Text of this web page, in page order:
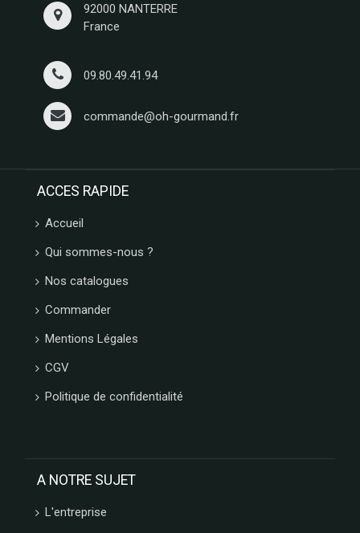
92000 NANTERRE
France
09.80.49.41.94
commande@oh-gourmand.fr
ACCES RAPIDE
Accueil
Qui sommes-nous ?
Nos catalogues
Commander
Mentions Légales
CGV
Politique de confidentialité
A NOTRE SUJET
L'entreprise